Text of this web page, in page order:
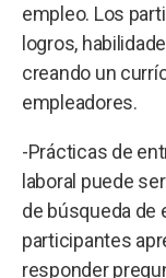
empleo. Los
logros,
creando un
empleadores.
-Prácticas de
laboral puede
de búsqueda de
participantes
responder